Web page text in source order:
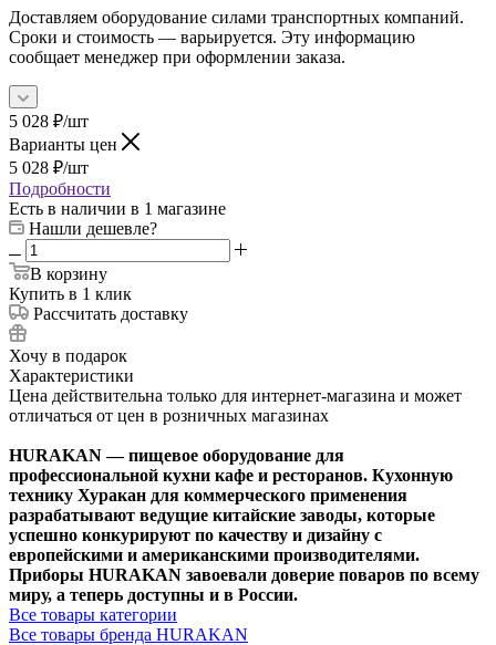
Доставляем оборудование силами транспортных компаний.
Сроки и стоимость — варьируется. Эту информацию
сообщает менеджер при оформлении заказа.
5 028 ₽/шт
Варианты цен
5 028 ₽/шт
Подробности
Есть в наличии в 1 магазине
Нашли дешевле?
В корзину
Купить в 1 клик
Рассчитать доставку
Хочу в подарок
Характеристики
Цена действительна только для интернет-магазина и может
отличаться от цен в розничных магазинах
HURAKAN — пищевое оборудование для
профессиональной кухни кафе и ресторанов. Кухонную
технику Хуракан для коммерческого применения
разрабатывают ведущие китайские заводы, которые
успешно конкурируют по качеству и дизайну с
европейскими и американскими производителями.
Приборы HURAKAN завоевали доверие поваров по всему
миру, а теперь доступны и в России.
Все товары категории
Все товары бренда HURAKAN